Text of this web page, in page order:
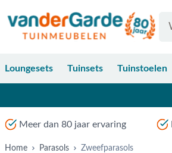
Loungesets Tuinsets Tuinstoelen
Meer dan 80 jaar ervaring
Home Parasols Zweefparasols